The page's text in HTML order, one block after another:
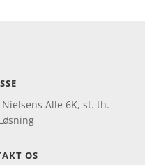
Nielsens Alle 6K, st. th.
OS